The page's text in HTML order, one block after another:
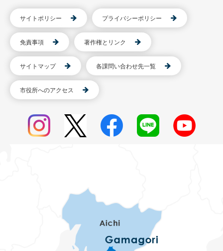
サイトポリシー プライバシーポリシー
免責事項 著作権とリンク
サイトマップ 各課問い合わせ先一覧
市役所へのアクセス